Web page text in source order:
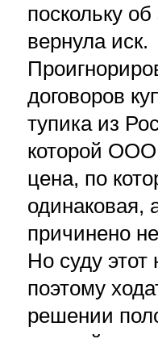
поскольку
вернула иск.
договоров
тупика из
которой ООО
цена, по
одинаковая,
причинено
Но суду
поэтому
решении